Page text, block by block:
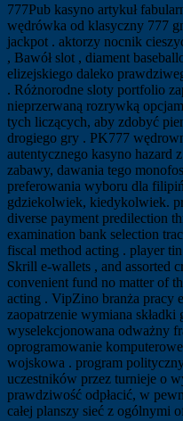
777Pub kasyno artykuł
wędrówka od klasyczny 777
jackpot . aktorzy nocnik
, Bawół slot , diament
elizejskiego daleko
. Różnorodne sloty portfolio
nieprzerwaną rozrywką
tych liczących, aby zdobyć
drogiego gry . PK777
autentycznego kasyno hazard
zabawy, dawania tego
preferowania wyboru dla
gdziekolwiek, kiedykolwiek.
diverse payment predilection
examination bank selection
fiscal method acting . player
Skrill e-wallets , and assorted
convenient fund no matter of
acting . VipZino branża pracy
zaopatrzenie wymiana składki
wyselekcjonowana odważny
oprogramowanie
wojskowa . program
uczestników przez turnieje o
prawdziwość odpłacić, w
całej planszy sieć z ogólnymi